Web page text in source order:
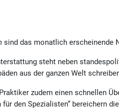
sind das monatlich erscheinende
steht neben
aus der ganzen Welt
zudem einen schnellen
den Spezialisten“ bereichern